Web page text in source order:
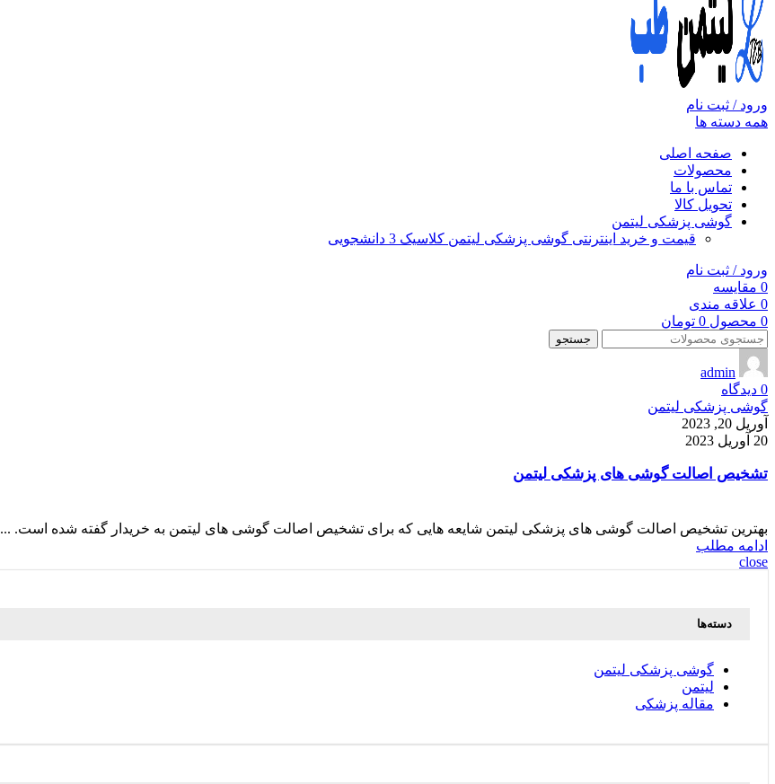
ورود / ثبت نام
همه دسته ها
صفحه اصلی
محصولات
تماس با ما
تحویل کالا
گوشی پزشکی لیتمن
قیمت و خرید اینترنتی گوشی پزشکی لیتمن کلاسیک 3 دانشجویی
ورود / ثبت نام
0 مقایسه
0 علاقه مندی
0 محصول 0 تومان
جستجو
admin
0 دیدگاه
گوشی پزشکی لیتمن
آوریل 20, 2023
20 آوریل 2023
تشخیص اصالت گوشی های پزشکی لیتمن
بهترین تشخیص اصالت گوشی های پزشکی لیتمن شایعه هایی که برای تشخیص اصالت گوشی های لیتمن به خریدار گفته شده است. ...
ادامه مطلب
close
دسته‌ها
گوشی پزشکی لیتمن
لیتمن
مقاله پزشکی